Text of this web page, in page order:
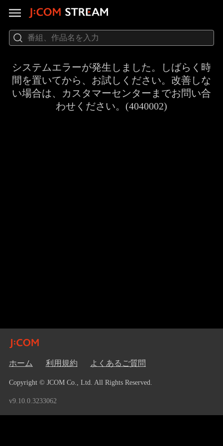
システムエラーが発生しました。しばらく時
間を置いてから、お試しください。改善しな
い場合は、カスタマーセンターまでお問い合
わせください。(4040002)
ホーム 利用規約 よくあるご質問
Copyright © JCOM Co., Ltd. All Rights Reserved.
v9.10.0.3233062